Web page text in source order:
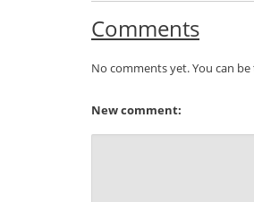
Comments
No comments yet. You can
New comment: